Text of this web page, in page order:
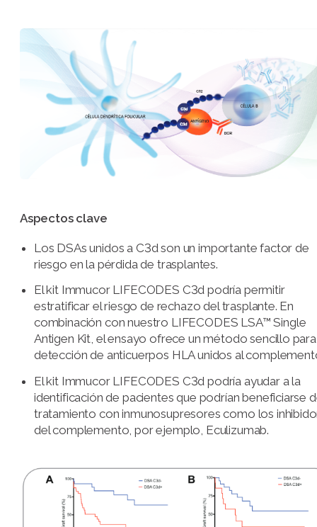
Aspectos clave
Los DSAs unidos a C3d son un importante factor de
riesgo en la pérdida de trasplantes.
El kit Immucor LIFECODES C3d podría permitir
estratificar el riesgo de rechazo del trasplante. En
combinación con nuestro LIFECODES LSA™ Single
Antigen Kit, el ensayo ofrece un método sencillo
detección de anticuerpos HLA unidos al
El kit Immucor LIFECODES C3d podría ayudar a la
identificación de pacientes que podrían beneficiarse
tratamiento con inmunosupresores como los
del complemento, por ejemplo, Eculizumab.